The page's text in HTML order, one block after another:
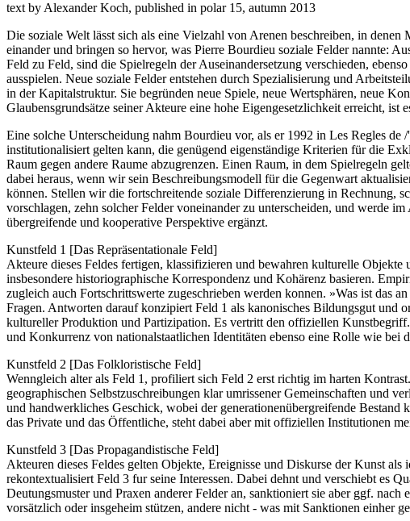
text by Alexander Koch, published in polar 15, autumn 2013
Die soziale Welt lässt sich als eine Vielzahl von Arenen beschreiben, in
einander und bringen so hervor, was Pierre Bourdieu soziale Felder nannte:
Feld zu Feld, sind die Spielregeln der Auseinandersetzung verschieden,
ausspielen. Neue soziale Felder entstehen durch Spezialisierung und
in der Kapitalstruktur. Sie begründen neue Spiele, neue Wertsphären, neue
Glaubensgrundsätze seiner Akteure eine hohe Eigengesetzlichkeit erreicht, ist
Eine solche Unterscheidung nahm Bourdieu vor, als er 1992 in Les Regles
institutionalisiert gelten kann, die genügend eigenständige Kriterien für die
Raum gegen andere Raume abzugrenzen. Einen Raum, in dem Spielregeln
dabei heraus, wenn wir sein Beschreibungsmodell für die Gegenwart
können. Stellen wir die fortschreitende soziale Differenzierung in Rechnung,
vorschlagen, zehn solcher Felder voneinander zu unterscheiden, und werde
übergreifende und kooperative Perspektive ergänzt.
Kunstfeld 1 [Das Repräsentationale Feld]
Akteure dieses Feldes fertigen, klassifizieren und bewahren kulturelle
insbesondere historiographische Korrespondenz und Kohärenz basieren.
zugleich auch Fortschrittswerte zugeschrieben werden konnen. »Was ist das
Fragen. Antworten darauf konzipiert Feld 1 als kanonisches Bildungsgut und
kultureller Produktion und Partizipation. Es vertritt den offiziellen
und Konkurrenz von nationalstaatlichen Identitäten ebenso eine Rolle wie
Kunstfeld 2 [Das Folkloristische Feld]
Wenngleich alter als Feld 1, profiliert sich Feld 2 erst richtig im harten
geographischen Selbstzuschreibungen klar umrissener Gemeinschaften und
und handwerkliches Geschick, wobei der generationenübergreifende
das Private und das Öffentliche, steht dabei aber mit offiziellen Institutionen
Kunstfeld 3 [Das Propagandistische Feld]
Akteuren dieses Feldes gelten Objekte, Ereignisse und Diskurse der Kunst
rekontextualisiert Feld 3 fur seine Interessen. Dabei dehnt und verschiebt es
Deutungsmuster und Praxen anderer Felder an, sanktioniert sie aber ggf.
vorsätzlich oder insgeheim stützen, andere nicht - was mit Sanktionen einher